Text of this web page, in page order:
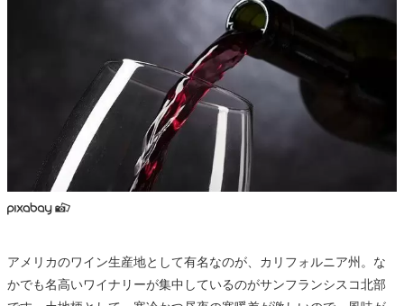
アメリカのワイン生産地として有名なのが、カリフォルニア州。な
かでも名高いワイナリーが集中しているのがサンフランシスコ北部